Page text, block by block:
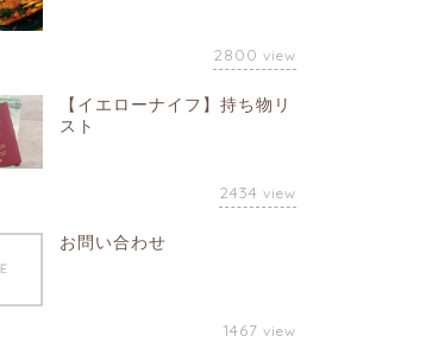
2800 view
【イエローナイフ】持ち物リ
スト
2434 view
お問い合わせ
1467 view